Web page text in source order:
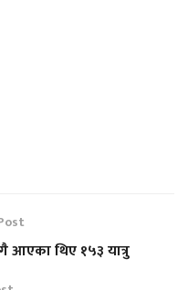
आएका थिए १५३ यात्रु